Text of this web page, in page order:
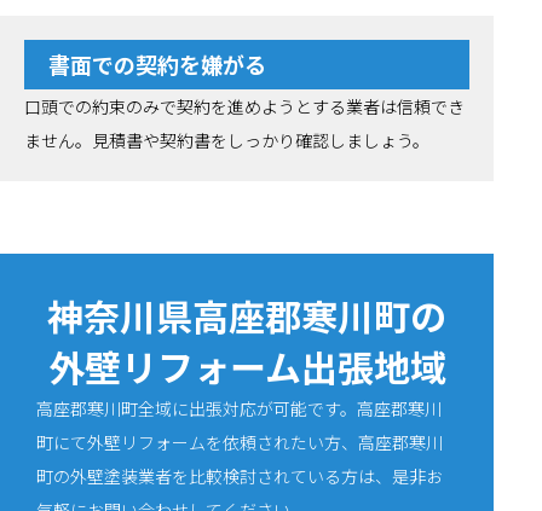
書面での契約を嫌がる
口頭での約束のみで契約を進めようとする業者は信頼でき
ません。見積書や契約書をしっかり確認しましょう。
神奈川県高座郡寒川町の
外壁リフォーム出張地域
高座郡寒川町全域に出張対応が可能です。高座郡寒川
町にて外壁リフォームを依頼されたい方、高座郡寒川
町の外壁塗装業者を比較検討されている方は、是非お